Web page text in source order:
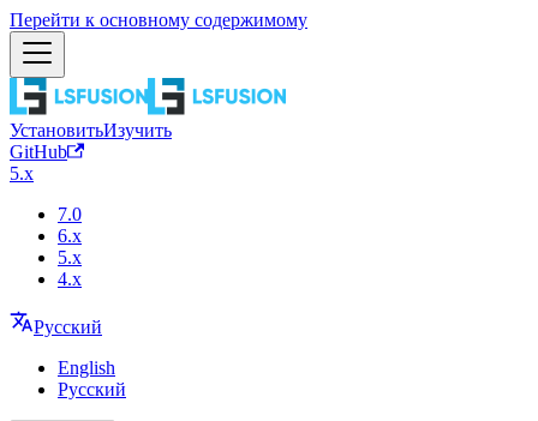
Перейти к основному содержимому
УстановитьИзучить
GitHub
5.x
7.0
6.x
5.x
4.x
Русский
English
Русский